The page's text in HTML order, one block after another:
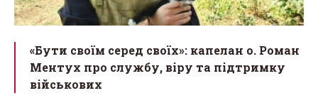
«Бути своїм серед своїх»: капелан о. Роман
Ментух про службу, віру та підтримку
військових